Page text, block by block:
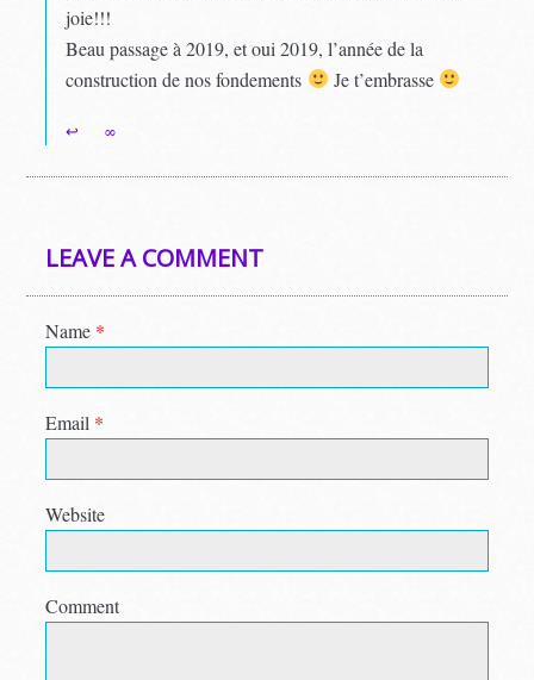
joie!!!
Beau passage à 2019, et oui 2019, l’année de la
construction de nos fondements
Je t’embrasse
↩ ∞
LEAVE A COMMENT
Name *
Email *
Website
Comment